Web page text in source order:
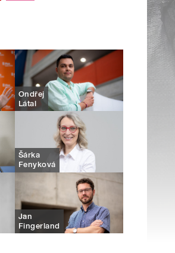
Ondřej
Látal
Šárka
Fenyková
Jan
Fingerland